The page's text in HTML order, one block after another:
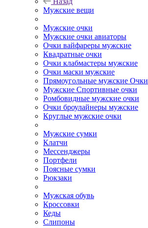
Мужские вещи
Мужские очки
Мужские очки авиаторы
Очки вайфареры мужские
Квадратные очки
Очки клабмастеры мужские
Очки маски мужские
Прямоугольные мужские Очки
Мужские Спортивные очки
Ромбовидные мужские очки
Очки броулайнеры мужские
Круглые мужские очки
Мужские сумки
Клатчи
Мессенджеры
Портфели
Поясные сумки
Рюкзаки
Мужская обувь
Кроссовки
Кеды
Слипоны